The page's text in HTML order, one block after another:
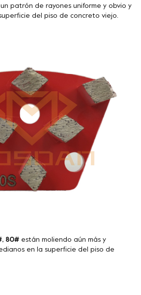
patrón de rayones uniforme y obvio y
del piso de concreto viejo.
80# están moliendo aún más y
en la superficie del piso de